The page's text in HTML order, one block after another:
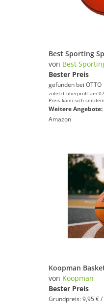
Best Sporting
von Best
Bester Preis
gefunden bei OTTO
zuletzt überprüft am
Preis kann sich
Weitere Angebote:
Amazon
von Koopman
Bester Preis
Grundpreis: 9,95 € /